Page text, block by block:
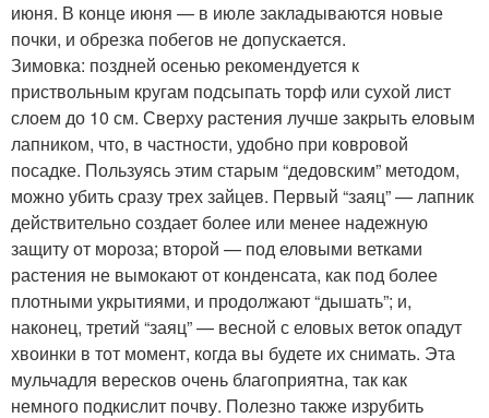
июня. В конце июня — в июле закладываются новые
почки, и обрезка побегов не допускается.
Зимовка: поздней осенью рекомендуется к
приствольным кругам подсыпать торф или сухой лист
слоем до 10 см. Сверху растения лучше закрыть еловым
лапником, что, в частности, удобно при ковровой
посадке. Пользуясь этим старым “дедовским” методом,
можно убить сразу трех зайцев. Первый “заяц” — лапник
действительно создает более или менее надежную
защиту от мороза; второй — под еловыми ветками
растения не вымокают от конденсата, как под более
плотными укрытиями, и продолжают “дышать”; и,
наконец, третий “заяц” — весной с еловых веток опадут
хвоинки в тот момент, когда вы будете их снимать. Эта
мульчадля вересков очень благоприятна, так как
немного подкислит почву. Полезно также изрубить